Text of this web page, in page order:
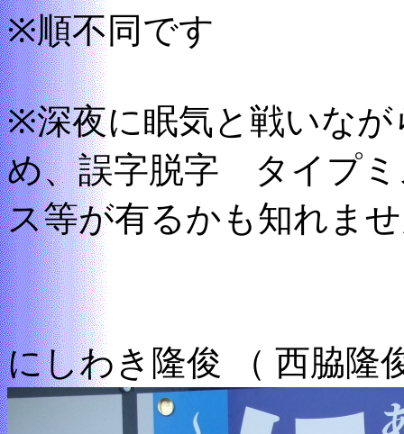
※順不同です
※深夜に眠気と戦いな
め、誤字脱字 タイプミ
ス等が有るかも知れま
にしわき隆俊 （ 西脇隆